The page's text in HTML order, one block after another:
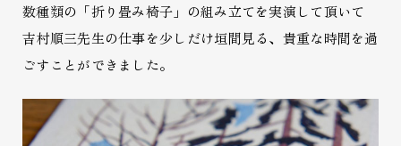
数種類の「折り畳み椅子」の組み立てを実演して頂いて
吉村順三先生の仕事を少しだけ垣間見る、貴重な時間を過
ごすことができました。